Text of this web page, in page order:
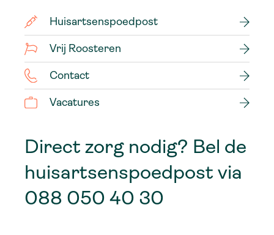
Huisartsenspoedpost
Vrij Roosteren
Contact
Vacatures
Direct zorg nodig? Bel de
huisartsenspoedpost via
088 050 40 30